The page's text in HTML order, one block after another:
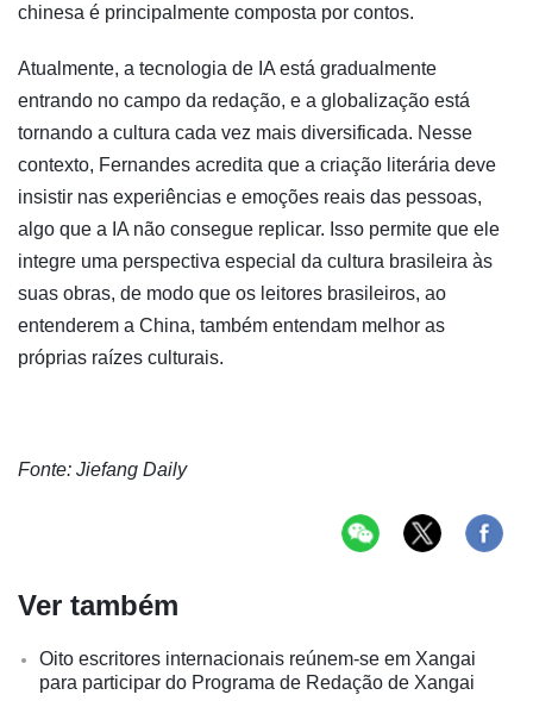
chinesa é principalmente composta por contos.
Atualmente, a tecnologia de IA está gradualmente
entrando no campo da redação, e a globalização está
tornando a cultura cada vez mais diversificada. Nesse
contexto, Fernandes acredita que a criação literária deve
insistir nas experiências e emoções reais das pessoas,
algo que a IA não consegue replicar. Isso permite que ele
integre uma perspectiva especial da cultura brasileira às
suas obras, de modo que os leitores brasileiros, ao
entenderem a China, também entendam melhor as
próprias raízes culturais.
Fonte: Jiefang Daily
Ver também
Oito escritores internacionais reúnem-se em Xangai
para participar do Programa de Redação de Xangai